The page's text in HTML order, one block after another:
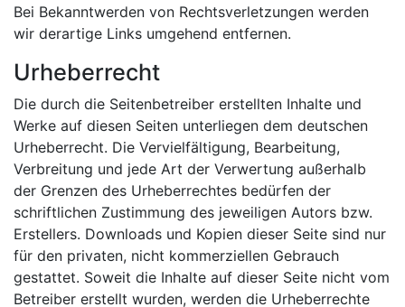
Bei Bekanntwerden von Rechtsverletzungen werden
wir derartige Links umgehend entfernen.
Urheberrecht
Die durch die Seitenbetreiber erstellten Inhalte und
Werke auf diesen Seiten unterliegen dem deutschen
Urheberrecht. Die Vervielfältigung, Bearbeitung,
Verbreitung und jede Art der Verwertung außerhalb
der Grenzen des Urheberrechtes bedürfen der
schriftlichen Zustimmung des jeweiligen Autors bzw.
Erstellers. Downloads und Kopien dieser Seite sind nur
für den privaten, nicht kommerziellen Gebrauch
gestattet. Soweit die Inhalte auf dieser Seite nicht vom
Betreiber erstellt wurden, werden die Urheberrechte